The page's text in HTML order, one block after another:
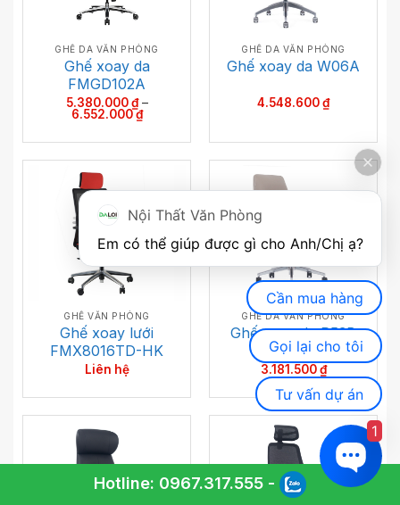
GHẾ DA VĂN PHÒNG
Ghế xoay da
FMGD102A
5.380.000₫ –
6.552.000₫Khoảng
giá:
5.380.000 ₫
đến
GHẾ DA VĂN PHÒNG
Ghế xoay da W06A
4.548.600₫
GHẾ VĂN PHÒNG
Ghế xoay lưới
FMX8016TD-HK
Liên hệ
GHẾ DA VĂN PHÒNG
Ghế xoay da P53B
3.181.500₫
Hotline: 0967.317.555 -
Nội Thất Văn Phòng
Cần mua hàng
Gọi lại cho tôi
Tư vấn dự án
1